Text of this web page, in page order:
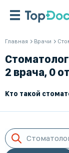
Главная Врачи
2 врача, 0